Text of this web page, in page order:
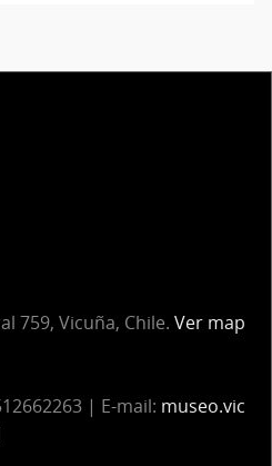
759, Vicuña, Chile. Ver map
| E-mail: museo.vic